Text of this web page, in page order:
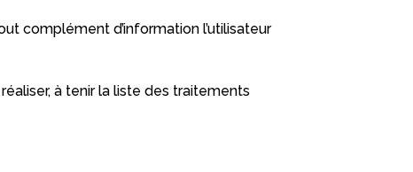
complément d’information l’utilisateur
à tenir la liste des traitements